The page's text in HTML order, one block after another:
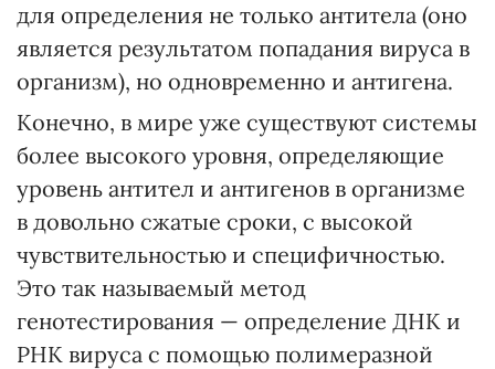
для определения не только антитела (оно
является результатом попадания вируса в
организм), но одновременно и антигена.
Конечно, в мире уже существуют системы
более высокого уровня, определяющие
уровень антител и антигенов в организме
в довольно сжатые сроки, с высокой
чувствительностью и специфичностью.
Это так называемый метод
генотестирования — определение ДНК и
РНК вируса с помощью полимеразной